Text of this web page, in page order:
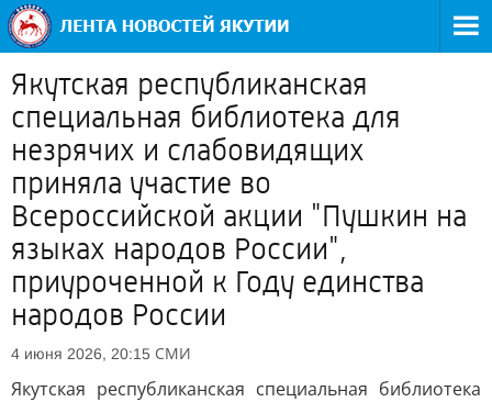
Якутская республиканская
специальная библиотека для
незрячих и слабовидящих
приняла участие во
Всероссийской акции "Пушкин на
языках народов России",
приуроченной к Году единства
народов России
4 июня 2026, 20:15 СМИ
Якутская республиканская специальная библиотека